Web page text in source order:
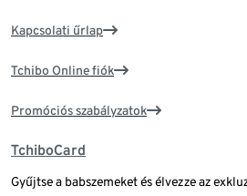
Kapcsolati űrlap
Tchibo Online fiók
Promóciós szabályzatok
TchiboCard
Gyűjtse a babszemeket és élvezze az